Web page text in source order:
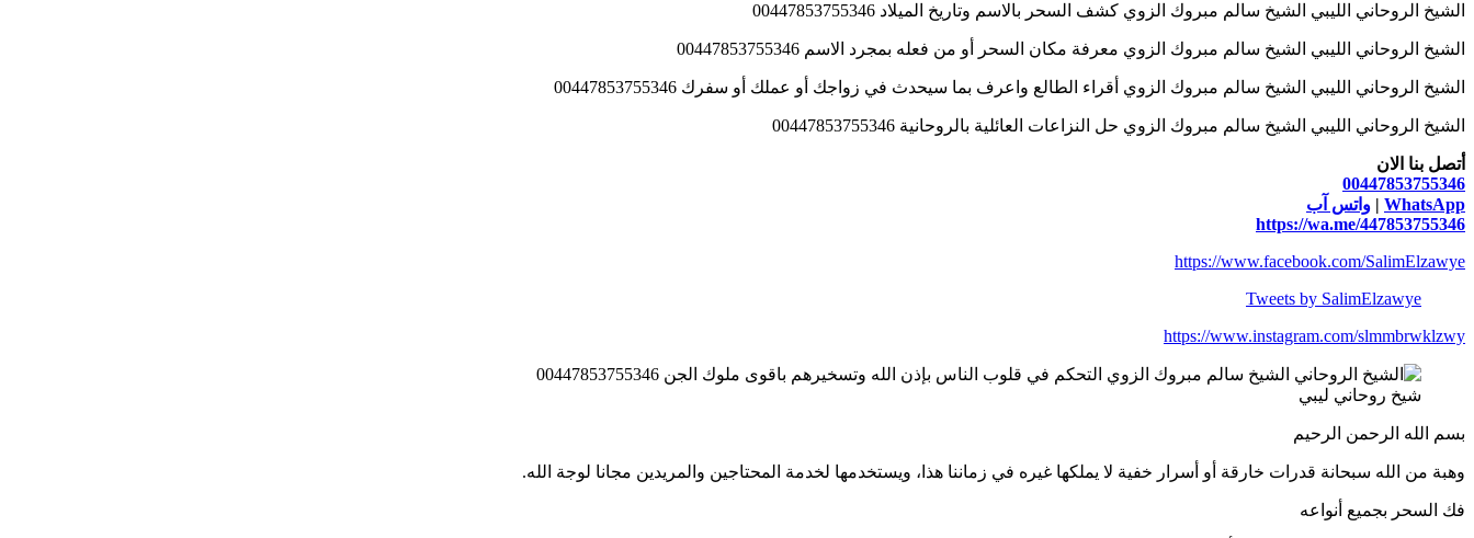
الشيخ الروحاني الليبي الشيخ سالم مبروك الزوي كشف السحر بالاسم وتاريخ الميلاد 00447853755346
الشيخ الروحاني الليبي الشيخ سالم مبروك الزوي معرفة مكان السحر أو من فعله بمجرد الاسم 00447853755346
الشيخ الروحاني الليبي الشيخ سالم مبروك الزوي أقراء الطالع واعرف بما سيحدث في زواجك أو عملك أو سفرك 00447853755346
الشيخ الروحاني الليبي الشيخ سالم مبروك الزوي حل النزاعات العائلية بالروحانية 00447853755346
أتصل بنا الان
00447853755346
WhatsApp
| واتس آب
https://wa.me/447853755346
https://www.facebook.com/SalimElzawye
Tweets by SalimElzawye
https://www.instagram.com/slmmbrwklzwy
شيخ روحاني ليبي
بسم الله الرحمن الرحيم
وهبة من الله سبحانة قدرات خارقة أو أسرار خفية لا يملكها غيره في زماننا هذا، ويستخدمها لخدمة المحتاجين والمريدين مجانا لوجة الله.
فك السحر بجميع أنواعه